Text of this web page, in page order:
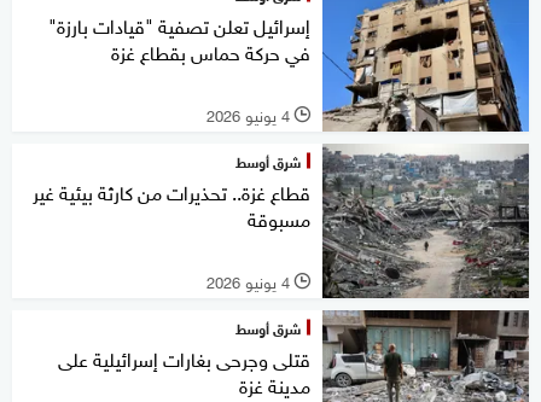
إسرائيل تعلن تصفية "قيادات بارزة"
في حركة حماس بقطاع غزة
l 4 يونيو 2026
شرق أوسط
قطاع غزة.. تحذيرات من كارثة بيئية غير
مسبوقة
l 4 يونيو 2026
شرق أوسط
قتلى وجرحى بغارات إسرائيلية على
مدينة غزة